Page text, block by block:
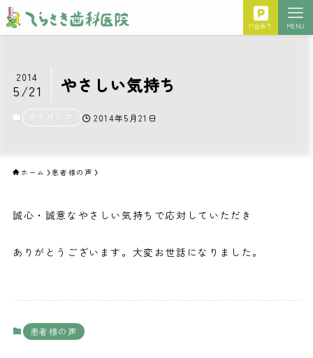
11台あり MENU
やさしい気持ち
2014
5/21
患者様の声 2014年5月21日
ホーム 患者様の声
誠心・誠意なやさしい気持ちで応対していただき
ありがとうございます。大変お世話になりました。
患者様の声